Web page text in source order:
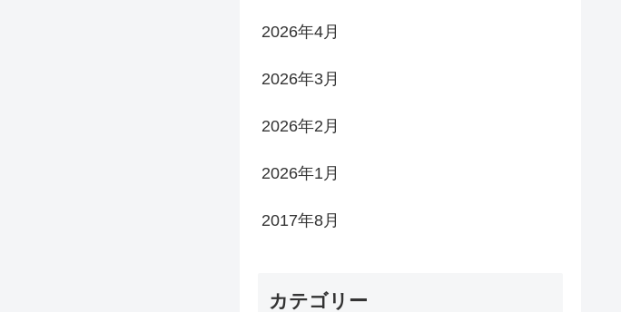
2026年4月
2026年3月
2026年2月
2026年1月
2017年8月
カテゴリー